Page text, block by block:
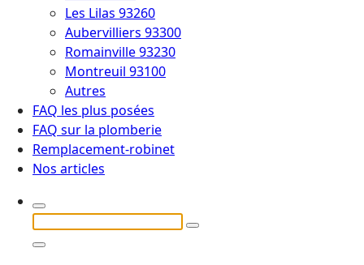
Les Lilas 93260
Aubervilliers 93300
Romainville 93230
Montreuil 93100
Autres
FAQ les plus posées
FAQ sur la plomberie
Remplacement-robinet
Nos articles
Recherche
pour :